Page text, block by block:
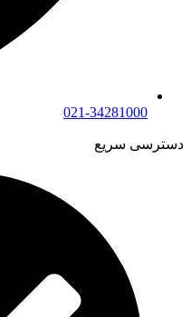
021-34281000
دسترسی سریع